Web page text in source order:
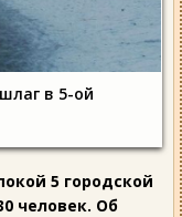
в 5-ой
5 городской
человек. Об